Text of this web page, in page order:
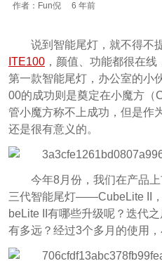
作者：Fun倪 6 年前
说到智能尾灯，就不得不
ITE100，颜值、功能都很在线
第一款智能尾灯，办公室的小
00的成功则是奠定在小魔方（
管小魔方称不上成功，但是作
还是很有意义的。
今年8月份，我们在产品
三代智能尾灯——CubeLite II
beLite II有哪些升级呢？迭代
有多远？经过3个多月的使用，